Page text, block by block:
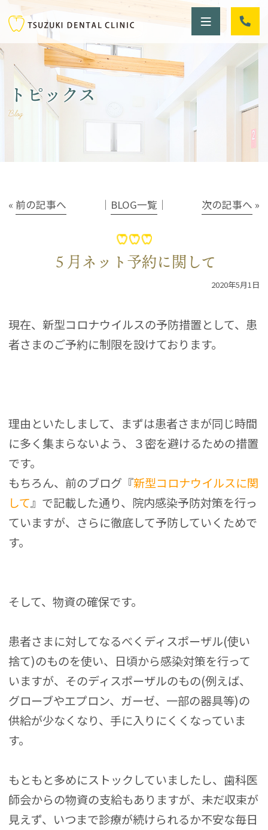
トピックス
Blog
« 前の記事へ │ BLOG一覧 │ 次の記事へ »
５月ネット予約に関して
2020年5月1日
現在、新型コロナウイルスの予防措置として、患
者さまのご予約に制限を設けております。
理由といたしまして、まずは患者さまが同じ時間
に多く集まらないよう、３密を避けるための措置
です。
もちろん、前のブログ『新型コロナウイルスに関
して』で記載した通り、院内感染予防対策を行っ
ていますが、さらに徹底して予防していくためで
す。
そして、物資の確保です。
患者さまに対してなるべくディスポーザル(使い
捨て)のものを使い、日頃から感染対策を行って
いますが、そのディスポーザルのもの(例えば、
グローブやエプロン、ガーゼ、一部の器具等)の
供給が少なくなり、手に入りにくくなっていま
す。
もともと多めにストックしていましたし、歯科医
師会からの物資の支給もありますが、未だ収束が
見えず、いつまで診療が続けられるか不安な毎日